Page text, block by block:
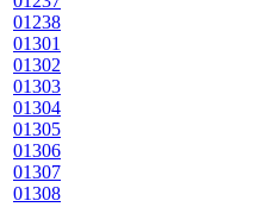
01238
01301
01302
01303
01304
01305
01306
01307
01308